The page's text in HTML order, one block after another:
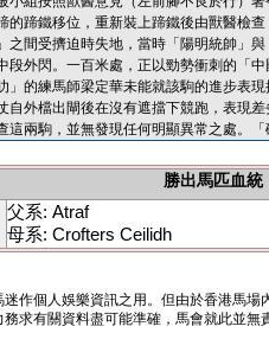
的蹄鐵移位，重新裝上蹄鐵後由獸醫檢
之間受擠迫時失地，當時「陽明統帥」
段外閃。一百米處，正以勁勢衝刺的「
」的練馬師梁定華未能就該駒的進步表
自外檔出閘後在沒有遮擋下競跑，表現
這兩駒，並無發現任何明顯異常之處。
勝出馬匹血統
父系: Atraf
母系: Crofters Ceilidh
作個人娛樂資訊之用。但由於香港馬
求有關資料盡可能準確，馬會就此並